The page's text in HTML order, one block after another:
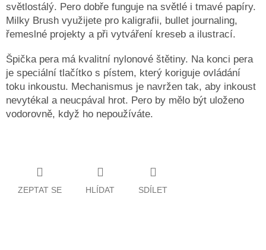
světlostálý. Pero dobře funguje na světlé i tmavé papíry.
Milky Brush využijete pro kaligrafii, bullet journaling,
řemeslné projekty a při vytváření kreseb a ilustrací.
Špička pera má kvalitní nylonové štětiny. Na konci pera
je speciální tlačítko s pístem, který koriguje ovládání
toku inkoustu. Mechanismus je navržen tak, aby inkoust
nevytékal a neucpával hrot. Pero by mělo být uloženo
vodorovně, když ho nepoužíváte.
ZEPTAT SE HLÍDAT SDÍLET